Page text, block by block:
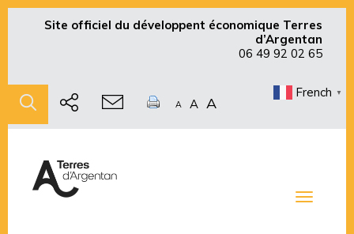
Site officiel du développent économique Terres
d’Argentan
06 49 92 02 65
A A A
French ▼
Toggle